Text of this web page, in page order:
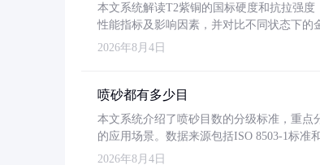
本文系统解读T2紫铜的国标硬度和抗拉强度
性能指标及影响因素，并对比不同状态下的
2026年8月4日
喷砂都有多少目
本文系统介绍了喷砂目数的分级标准，重点
的应用场景。数据来源包括ISO 8503-1标准
2026年8月4日